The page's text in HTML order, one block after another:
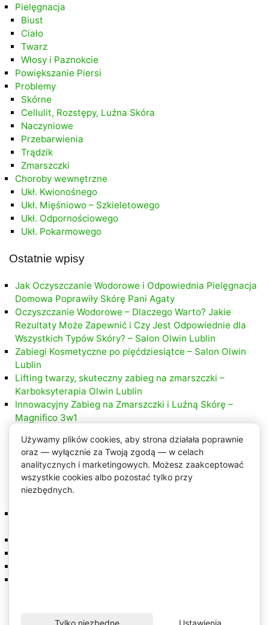
Pielęgnacja
Biust
Ciało
Twarz
Włosy i Paznokcie
Powiększanie Piersi
Problemy
Skórne
Cellulit, Rozstępy, Luźna Skóra
Naczyniowe
Przebarwienia
Trądzik
Zmarszczki
Choroby wewnętrzne
Ukł. Kwionośnego
Ukł. Mięśniowo – Szkieletowego
Ukł. Odpornościowego
Ukł. Pokarmowego
Ostatnie wpisy
Jak Oczyszczanie Wodorowe i Odpowiednia Pielęgnacja
Domowa Poprawiły Skórę Pani Agaty
Oczyszczanie Wodorowe – Dlaczego Warto? Jakie
Rezultaty Może Zapewnić i Czy Jest Odpowiednie dla
Wszystkich Typów Skóry? – Salon Olwin Lublin
Zabiegi Kosmetyczne po pięćdziesiątce – Salon Olwin
Lublin
Lifting twarzy, skuteczny zabieg na zmarszczki –
Karboksyterapia Olwin Lublin
Innowacyjny Zabieg na Zmarszczki i Luźną Skórę –
Magnifico 3w1
Najnowsze komentarze
Używamy plików cookies, aby strona działała poprawnie
oraz — wyłącznie za Twoją zgodą — w celach
analitycznych i marketingowych. Możesz zaakceptować
wszystkie cookies albo pozostać tylko przy
niezbędnych.
Tylko niezbędne Ustawienia